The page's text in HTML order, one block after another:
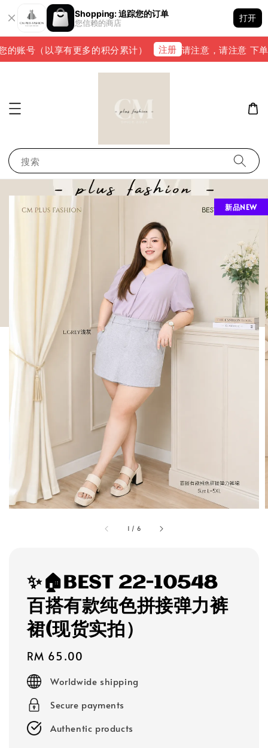
Shopping: 追踪您的订单
您信赖的商店
打开
账号（以享有更多的积分累计） 注册 请注意，请注意 下单
搜索
1 / 6
新品NEW
✨🏠BEST 22-10548
百搭有款纯色拼接弹力裤
裙(现货实拍）
Regular
price
RM 65.00
Worldwide shipping
Secure payments
Authentic products